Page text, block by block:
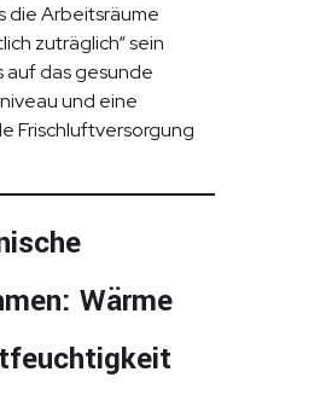
die Arbeitsräume
zuträglich“ sein
auf das gesunde
und eine
Frischluftversorgung
Wärme